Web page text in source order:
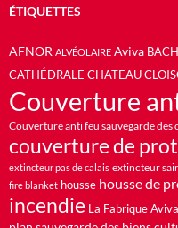
ÉTIQUETTES
AFNOR ALVÉOLAIRE Aviva
CATHÉDRALE CHATEAU
Couverture
Couverture anti feu sauvegarde des
couverture de
extincteur pas de calais extincteur
fire blanket housse housse de
incendie La Fabrique Aviva